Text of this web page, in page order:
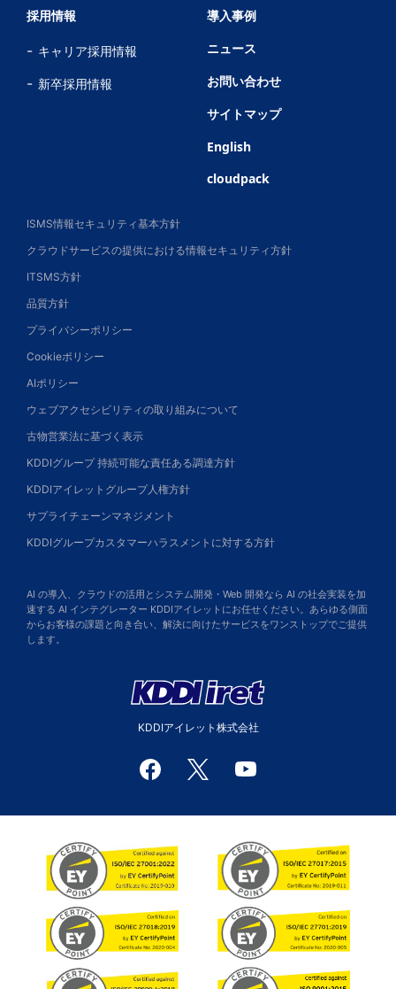
採用情報
キャリア採用情報
新卒採用情報
導入事例
ニュース
お問い合わせ
サイトマップ
English
cloudpack
ISMS情報セキュリティ基本方針
クラウドサービスの提供における情報セキュリティ方針
ITSMS方針
品質方針
プライバシーポリシー
Cookieポリシー
AIポリシー
ウェブアクセシビリティの取り組みについて
古物営業法に基づく表示
KDDIグループ 持続可能な責任ある調達方針
KDDIアイレットグループ人権方針
サプライチェーンマネジメント
KDDIグループカスタマーハラスメントに対する方針
AI の導入、クラウドの活用とシステム開発・Web 開発なら AI の社会実装を加
速する AI インテグレーター KDDIアイレットにお任せください。あらゆる側面
からお客様の課題と向き合い、解決に向けたサービスをワンストップでご提供
します。
KDDIアイレット株式会社